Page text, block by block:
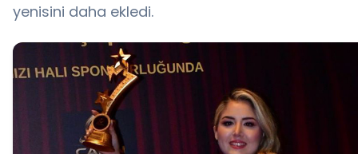
yenisini daha ekledi.